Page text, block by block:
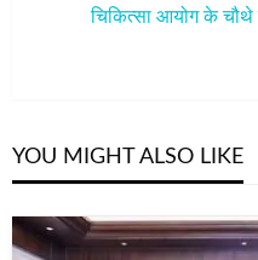
चिकित्सा आयोग के चौथे
YOU MIGHT ALSO LIKE